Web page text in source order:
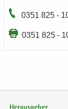
0351 825 -
0351 825 -